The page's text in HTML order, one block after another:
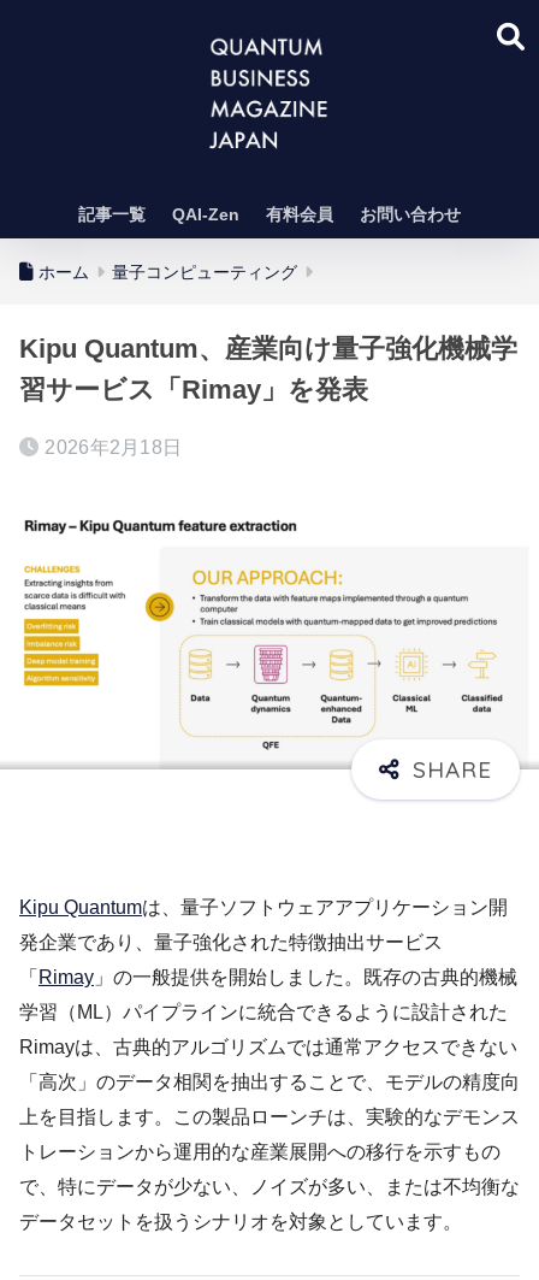
記事一覧 QAI-Zen 有料会員 お問い合わせ
ホーム 量子コンピューティング
Kipu Quantum、産業向け量子強化機械学
習サービス「Rimay」を発表
2026年2月18日
Kipu Quantumは、量子ソフトウェアアプリケーション開
発企業であり、量子強化された特徴抽出サービス
「 Rimay 」の一般提供を開始しました。既存の古典的機械
学習（ML）パイプラインに統合できるように設計された
Rimayは、古典的アルゴリズムでは通常アクセスできない
「高次」のデータ相関を抽出することで、モデルの精度向
上を目指します。この製品ローンチは、実験的なデモンス
トレーションから運用的な産業展開への移行を示すもの
で、特にデータが少ない、ノイズが多い、または不均衡な
データセットを扱うシナリオを対象としています。